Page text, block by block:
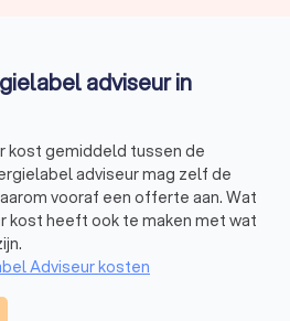
adviseur in
kost gemiddeld tussen de
adviseur mag zelf de
vooraf een offerte aan. Wat
kost heeft ook te maken met wat
Adviseur kosten